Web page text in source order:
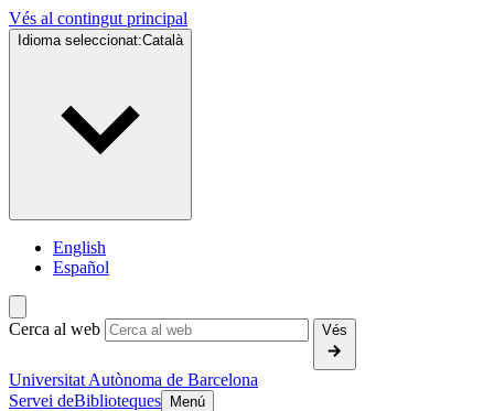
Vés al contingut principal
Idioma seleccionat:Català
English
Español
Cerca al web Vés
Universitat Autònoma de Barcelona
Servei deBiblioteques Menú